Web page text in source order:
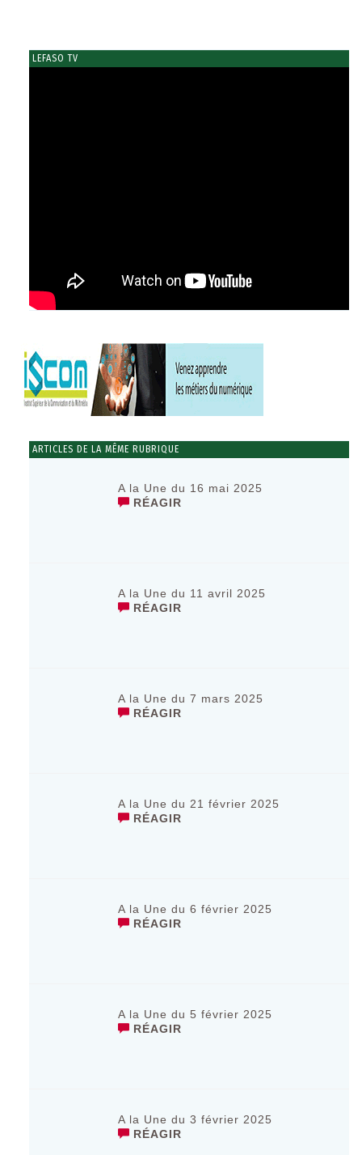
LEFASO TV
ARTICLES DE LA MÊME RUBRIQUE
A la Une du 16 mai 2025
RÉAGIR
A la Une du 11 avril 2025
RÉAGIR
A la Une du 7 mars 2025
RÉAGIR
A la Une du 21 février 2025
RÉAGIR
A la Une du 6 février 2025
RÉAGIR
A la Une du 5 février 2025
RÉAGIR
A la Une du 3 février 2025
RÉAGIR